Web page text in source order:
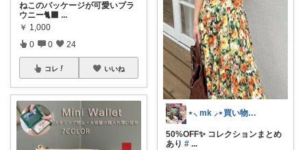
ねこのパッケージが可愛いブラ
ウニー🐈‍⬛ ...
￥ 1,000
0 0 24
コレ いいね
⋆⸜ mk ⸝⋆買い物は楽天で
50%OFF✨ コレクションまとめ
あり # ...